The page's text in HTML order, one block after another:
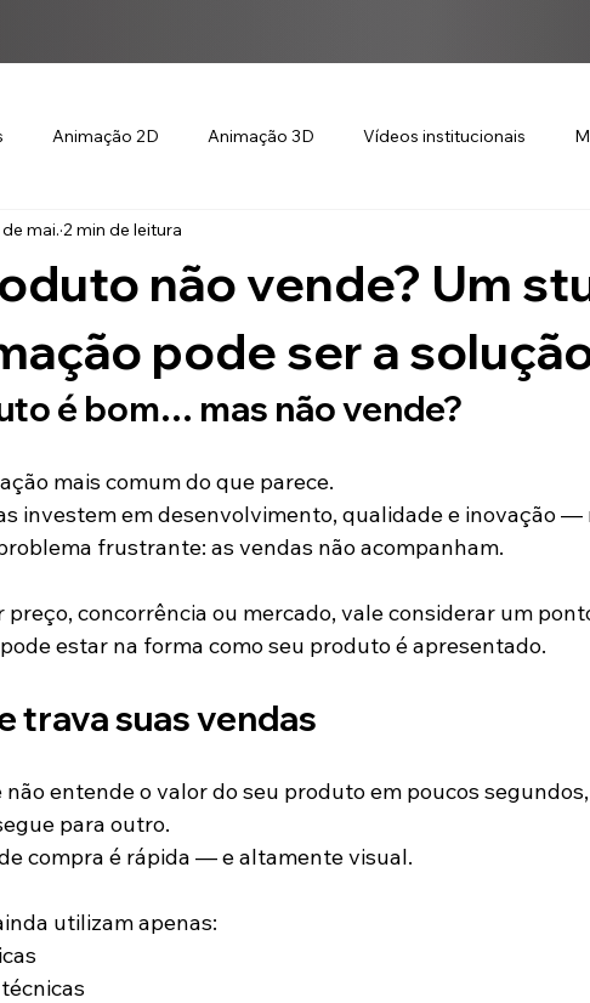
Animação 2D Animação 3D Vídeos institucionais
não vende? Um
pode ser a
mai. 2 min de leitura
é bom… mas não vende?
mais comum do que parece.
investem em desenvolvimento, qualidade e inovação
frustrante: as vendas não acompanham.
concorrência ou mercado, vale considerar um
estar na forma como seu produto é apresentado.
trava suas vendas
não entende o valor do seu produto em poucos
para outro.
compra é rápida — e altamente visual.
utilizam apenas: